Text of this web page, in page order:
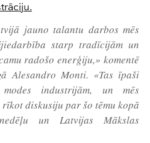
jauno talantu darbos mēs
starp tradīcijām un
radošo enerģiju,» komentē
Alesandro Monti. «Tas īpaši
industrijām, un mēs
diskusiju par šo tēmu kopā
un Latvijas Mākslas